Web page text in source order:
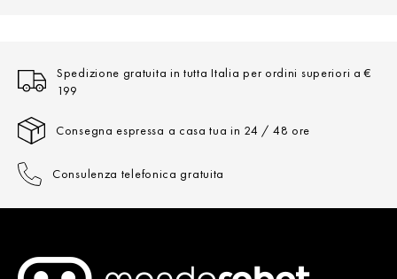
Spedizione gratuita in tutta Italia per ordini superiori a €
199
Consegna espressa a casa tua in 24 / 48 ore
Consulenza telefonica gratuita